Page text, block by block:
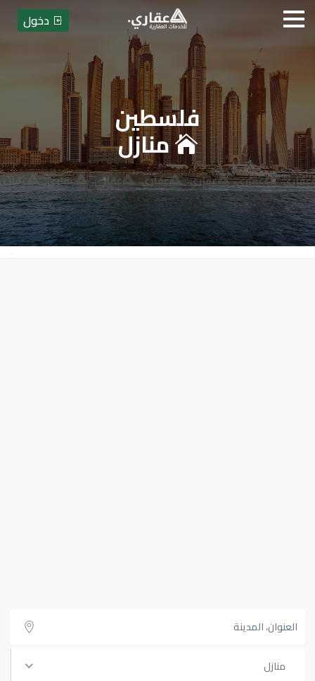
عقاري للخدمات العقارية
فلسطين
منازل
منازل
دخول